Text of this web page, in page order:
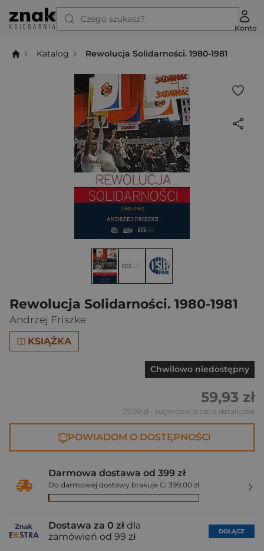
Czego szukasz?
Konto
Katalog Rewolucja Solidarności. 1980-1981
Rewolucja Solidarności. 1980-1981
Andrzej Friszke
KSIĄŻKA
Chwilowo niedostępny
59,93 zł
79,90 zł - sugerowana cena detaliczna
POWIADOM O DOSTĘPNOŚCI
Darmowa dostawa od 399 zł
Do darmowej dostawy brakuje Ci 399,00 zł
Dostawa za 0 zł dla
zamówień od 99 zł
DOŁĄCZ